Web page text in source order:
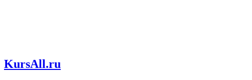
KursAll.ru